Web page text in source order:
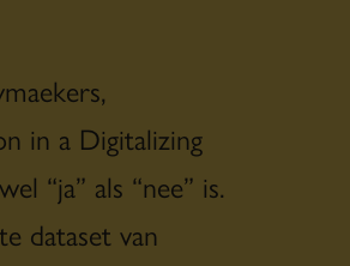
in a Digitalizing
“ja” als “nee” is.
dataset van